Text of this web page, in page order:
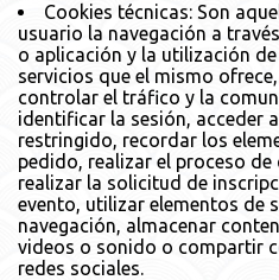
Cookies técnicas: Son
usuario la navegación a
o aplicación y la utilización
servicios que el mismo
controlar el tráfico y la
identificar la sesión, acceder
restringido, recordar los
pedido, realizar el proceso
realizar la solicitud de
evento, utilizar elementos de
navegación, almacenar
videos o sonido o compartir
redes sociales.